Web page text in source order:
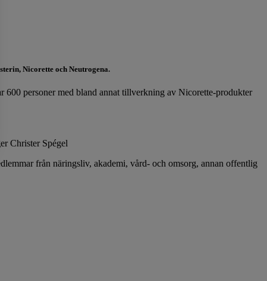
Nicorette och Neutrogena.
600 personer med bland annat tillverkning av Nicorette-produkter
Christer Spégel
från näringsliv, akademi, vård- och omsorg, annan offentlig